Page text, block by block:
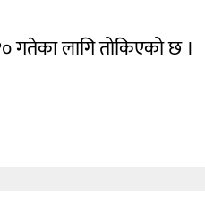
लागि तोकिएको छ ।